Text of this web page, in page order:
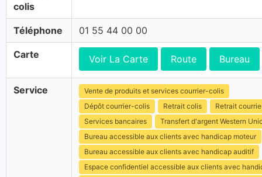
colis
Téléphone 01 55 44 00 00
Carte Voir La Carte Route Bureau
Service
Vente de produits et services courrier-colis
Dépôt courrier-colis
Retrait colis
Retrait
Services bancaires
Transfert d'argent Western
Bureau accessible aux clients avec handicap moteur
Bureau accessible aux clients avec handicap auditif
Espace confidentiel accessible aux clients avec